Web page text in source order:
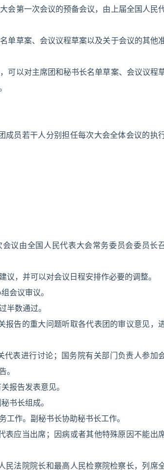
会第一次会议的预备会议，由上届全国人民
单草案、会议议程草案以及关于会议的其他
可以对主席团和秘书长名单草案、会议议程
成员若干人分别担任每次大会全体会议的执
议由全国人民代表大会常务委员会委员长
，并可以对会议日程安排作必要的调整。
会议审议。
半数通过。
报告的重大问题听取各代表团的审议意见，
表进行讨论；国务院有关部门负责人参加
。
报告发表意见。
书长组成。
作。副秘书长协助秘书长工作。
表应当出席；因病或者其他特殊原因不能出
民法院院长和最高人民检察院检察长，列席